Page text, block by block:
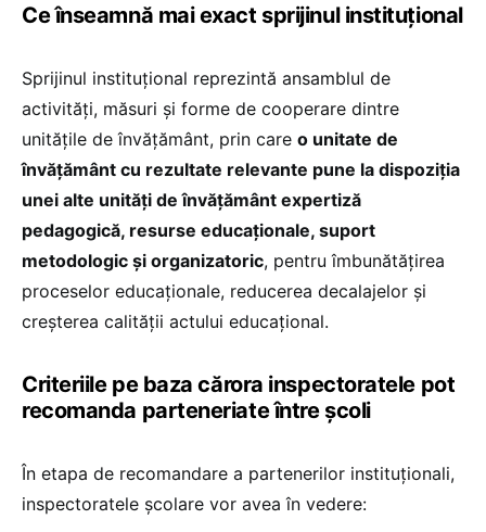
Ce înseamnă mai exact sprijinul instituțional
Sprijinul instituțional reprezintă ansamblul de
activități, măsuri și forme de cooperare dintre
unitățile de învățământ, prin care o unitate de
învățământ cu rezultate relevante pune la dispoziția
unei alte unități de învățământ expertiză
pedagogică, resurse educaționale, suport
metodologic și organizatoric, pentru îmbunătățirea
proceselor educaționale, reducerea decalajelor și
creșterea calității actului educațional.
Criteriile pe baza cărora inspectoratele pot
recomanda parteneriate între școli
În etapa de recomandare a partenerilor instituționali,
inspectoratele școlare vor avea în vedere: